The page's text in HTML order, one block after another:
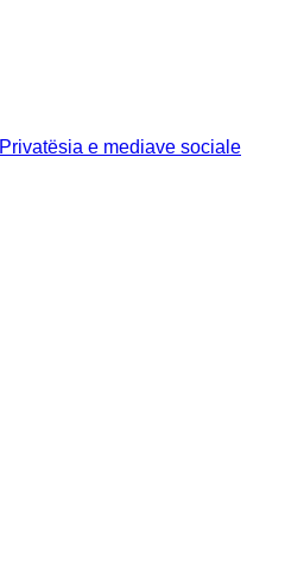
Privatësia e mediave sociale